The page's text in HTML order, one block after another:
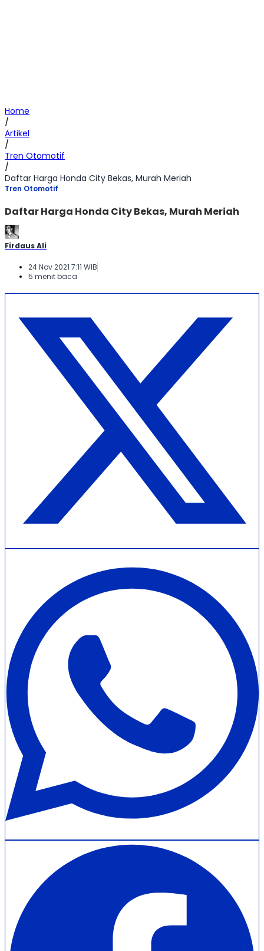
Home
/
Artikel
/
Tren Otomotif
/
Daftar Harga Honda City Bekas, Murah Meriah
Tren Otomotif
Daftar Harga Honda City Bekas, Murah Meriah
Firdaus Ali
24 Nov 2021 7:11 WIB
5 menit baca